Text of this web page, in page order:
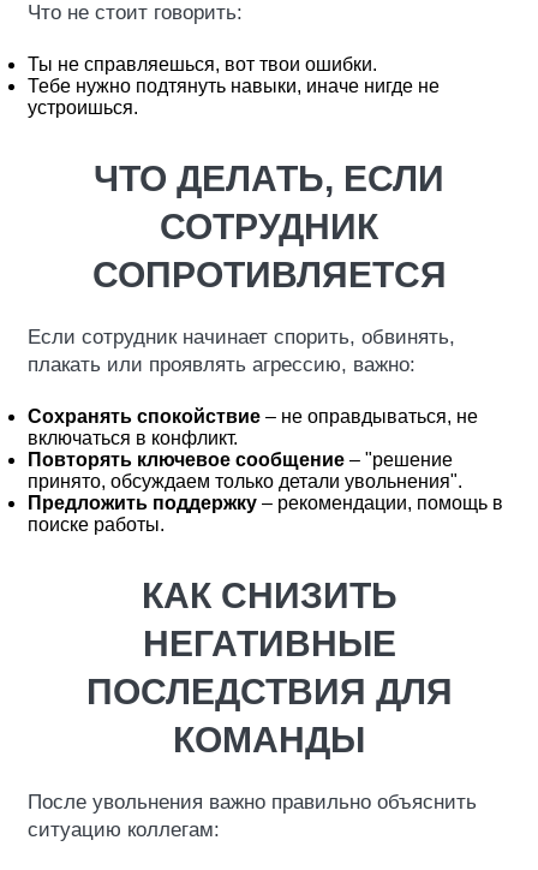
Что не стоит говорить:
Ты не справляешься, вот твои ошибки.
Тебе нужно подтянуть навыки, иначе нигде не
устроишься.
ЧТО ДЕЛАТЬ, ЕСЛИ
СОТРУДНИК
СОПРОТИВЛЯЕТСЯ
Если сотрудник начинает спорить, обвинять,
плакать или проявлять агрессию, важно:
Сохранять спокойствие – не оправдываться, не
включаться в конфликт.
Повторять ключевое сообщение – "решение
принято, обсуждаем только детали увольнения".
Предложить поддержку – рекомендации, помощь в
поиске работы.
КАК СНИЗИТЬ
НЕГАТИВНЫЕ
ПОСЛЕДСТВИЯ ДЛЯ
КОМАНДЫ
После увольнения важно правильно объяснить
ситуацию коллегам: